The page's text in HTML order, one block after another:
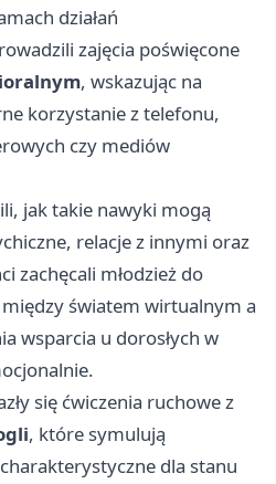
działań
zajęcia poświęcone
, wskazując na
korzystanie z telefonu,
czy mediów
jak takie nawyki mogą
relacje z innymi oraz
zachęcali młodzież do
światem wirtualnym a
wsparcia u dorosłych w
się ćwiczenia ruchowe z
, które symulują
dla stanu